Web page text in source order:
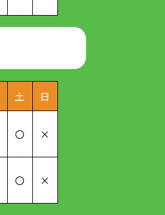
土 日
〇 ×
〇 ×